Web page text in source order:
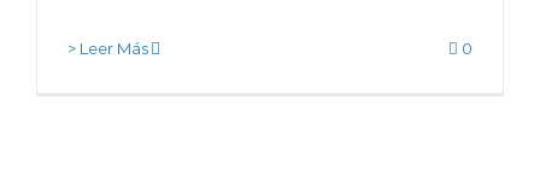
> Leer Más 0